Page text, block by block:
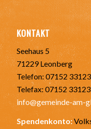
KONTAKT
Seehaus 5
71229 Leonberg
Telefon: 07152
Telefax: 07152
info@gemeinde-am-
Spendenkonto: